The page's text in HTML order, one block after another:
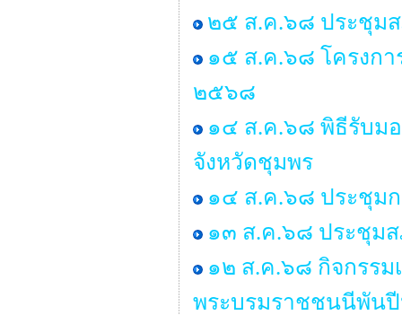
๒๕ ส.ค.๖๘ ประชุม
๑๕ ส.ค.๖๘ โครงก
๒๕๖๘
๑๔ ส.ค.๖๘ พิธีรับม
จังหวัดชุมพร
๑๔ ส.ค.๖๘ ประชุม
๑๓ ส.ค.๖๘ ประชุม
๑๒ ส.ค.๖๘ กิจกรรม
พระบรมราชชนนีพันปี